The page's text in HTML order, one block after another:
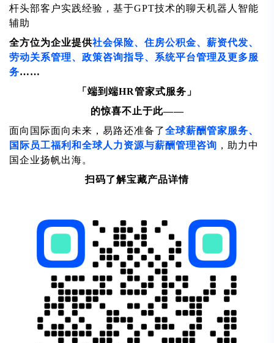
杆头部客户实践经验，基于GPT技术的聊天机器人智能
辅助
全方位为企业提供社会保险、住房公积金、薪资代发、
劳动关系管理、政策咨询指导、系统平台管理及更多服
务……
「端到端HR管家式服务」
的惊喜不止于此——
面向国际面向未来，易路还准备了全球薪酬管家服务、
国际员工福利和全球人力资源与薪酬管理咨询 ，助力中
国企业扬帆出海。
扫码了解宝藏产品详情